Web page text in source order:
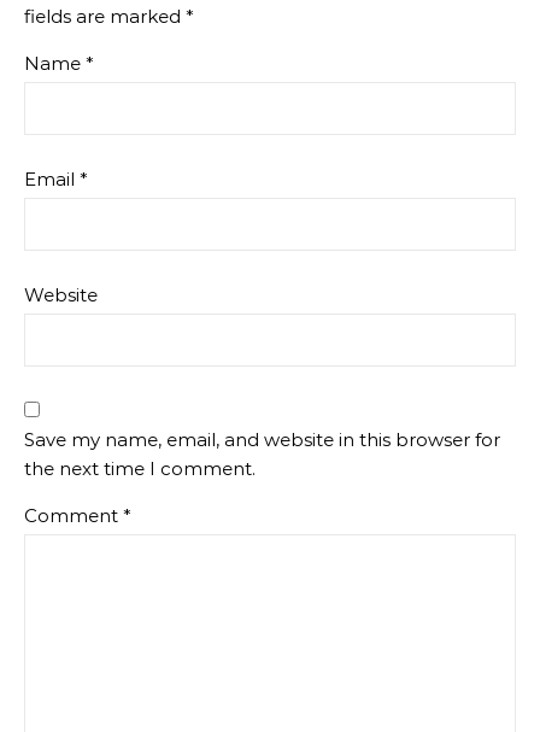
fields are marked *
Name *
Email *
Website
Save my name, email, and website in this browser for
the next time I comment.
Comment *